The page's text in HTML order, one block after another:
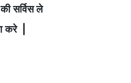
सर्विस ले
करे |